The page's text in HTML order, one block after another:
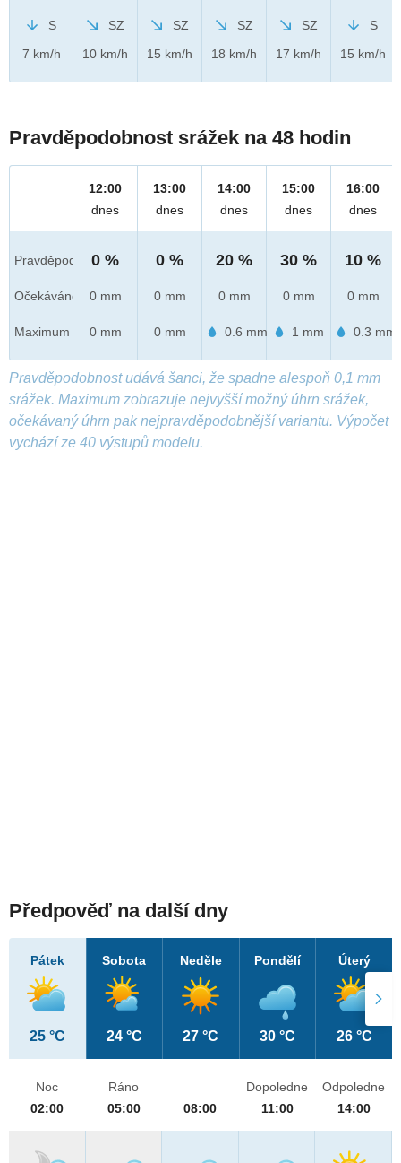
S
7 km/h
SZ
10 km/h
SZ
15 km/h
SZ
18 km/h
SZ
17 km/h
S
15 km/h
Pravděpodobnost srážek na 48 hodin
Pravděpod.
Očekáváno
Maximum
12:00
dnes
0 %
0 mm
0 mm
13:00
dnes
0 %
0 mm
0 mm
14:00
dnes
20 %
0 mm
0.6 mm
15:00
dnes
30 %
0 mm
1 mm
16:00
dnes
10 %
0 mm
0.3 mm
Pravděpodobnost udává šanci, že spadne alespoň 0,1 mm
srážek. Maximum zobrazuje nejvyšší možný úhrn srážek,
očekávaný úhrn pak nejpravděpodobnější variantu. Výpočet
vychází ze 40 výstupů modelu.
Předpověď na další dny
Pátek
25 °C
Sobota
24 °C
Neděle
27 °C
Pondělí
30 °C
Úterý
26 °C
Noc
02:00
Ráno
05:00
08:00
Dopoledne
11:00
Odpoledne
14:00